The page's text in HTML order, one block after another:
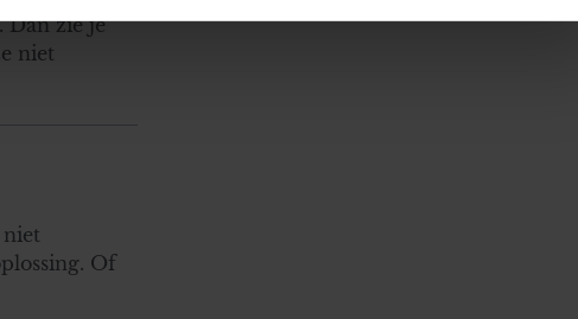
om functies voor social media te bieden en om ons
over uw gebruik van onze site met onze partners voor social
gegevens combineren met andere informatie die u aan ze heeft
Dan zie je
niet
niet
Of